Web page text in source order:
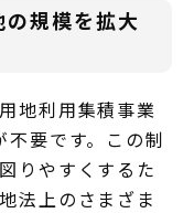
規模を拡大
地利用集積事業
要です。この制
りやすくするた
法上のさまざま